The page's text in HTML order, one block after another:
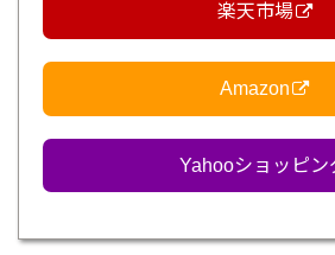
楽天市場
Amazon
Yahooショッピン